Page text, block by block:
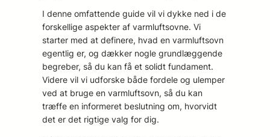
I denne omfattende guide vil vi dykke ned i de
forskellige aspekter af varmluftsovne. Vi
starter med at definere, hvad en varmluftsovn
egentlig er, og dækker nogle grundlæggende
begreber, så du kan få et solidt fundament.
Videre vil vi udforske både fordele og ulemper
ved at bruge en varmluftsovn, så du kan
træffe en informeret beslutning om, hvorvidt
det er det rigtige valg for dig.